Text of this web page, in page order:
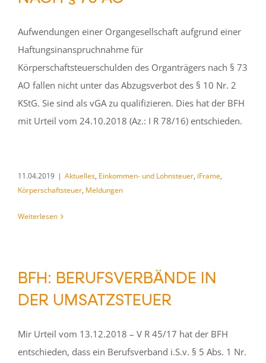
Aufwendungen einer Organgesellschaft aufgrund einer
Haftungsinanspruchnahme für
Körperschaftsteuerschulden des Organträgers nach § 73
AO fallen nicht unter das Abzugsverbot des § 10 Nr. 2
KStG. Sie sind als vGA zu qualifizieren. Dies hat der BFH
mit Urteil vom 24.10.2018 (Az.: I R 78/16) entschieden.
11.04.2019 | Aktuelles, Einkommen- und Lohnsteuer, iFrame,
Körperschaftsteuer, Meldungen
Weiterlesen
BFH: BERUFSVERBÄNDE IN
DER UMSATZSTEUER
Mir Urteil vom 13.12.2018 – V R 45/17 hat der BFH
entschieden, dass ein Berufsverband i.S.v. § 5 Abs. 1 Nr.